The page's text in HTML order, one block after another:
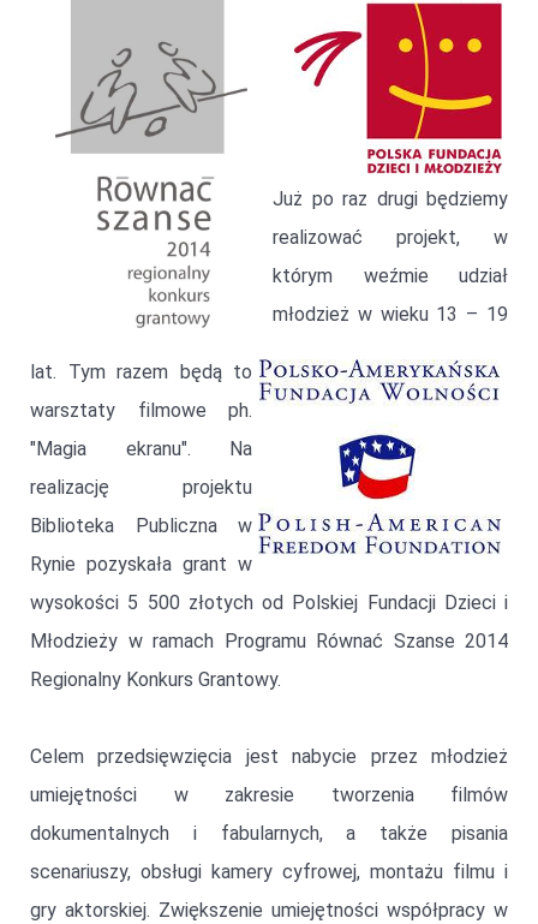
Już po raz drugi będziemy
realizować projekt, w
którym weźmie udział
młodzież w wieku 13 – 19
lat. Tym razem będą to
warsztaty filmowe ph.
"Magia ekranu". Na
realizację projektu
Biblioteka Publiczna w
Rynie pozyskała grant w
wysokości 5 500 złotych od Polskiej Fundacji Dzieci i
Młodzieży w ramach Programu Równać Szanse 2014
Regionalny Konkurs Grantowy.
Celem przedsięwzięcia jest nabycie przez młodzież
umiejętności w zakresie tworzenia filmów
dokumentalnych i fabularnych, a także pisania
scenariuszy, obsługi kamery cyfrowej, montażu filmu i
gry aktorskiej. Zwiększenie umiejętności współpracy w